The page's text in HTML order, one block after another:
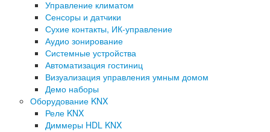
Управление климатом
Сенсоры и датчики
Сухие контакты, ИК-управление
Аудио зонирование
Системные устройства
Автоматизация гостиниц
Визуализация управления умным домом
Демо наборы
Оборудование KNX
Реле KNX
Диммеры HDL KNX